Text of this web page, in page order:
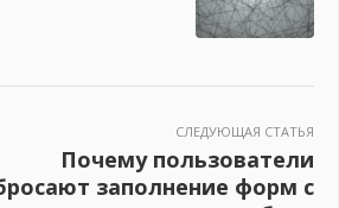
СЛЕДУЮЩАЯ СТАТЬЯ
Почему пользователи
заполнение форм с